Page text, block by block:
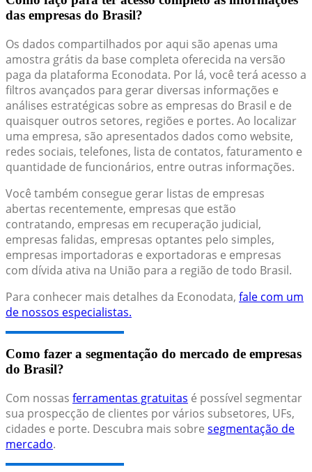
das empresas do Brasil?
Os dados compartilhados por aqui são apenas uma
amostra grátis da base completa oferecida na versão
paga da plataforma Econodata. Por lá, você terá acesso a
filtros avançados para gerar diversas informações e
análises estratégicas sobre as empresas do Brasil e de
quaisquer outros setores, regiões e portes. Ao localizar
uma empresa, são apresentados dados como website,
redes sociais, telefones, lista de contatos, faturamento e
quantidade de funcionários, entre outras informações.
Você também consegue gerar listas de empresas
abertas recentemente, empresas que estão
contratando, empresas em recuperação judicial,
empresas falidas, empresas optantes pelo simples,
empresas importadoras e exportadoras e empresas
com dívida ativa na União para a região de todo Brasil.
Para conhecer mais detalhes da Econodata, fale com um
de nossos especialistas.
Como fazer a segmentação do mercado de empresas
do Brasil?
Com nossas ferramentas gratuitas é possível segmentar
sua prospecção de clientes por vários subsetores, UFs,
cidades e porte. Descubra mais sobre segmentação de
mercado.